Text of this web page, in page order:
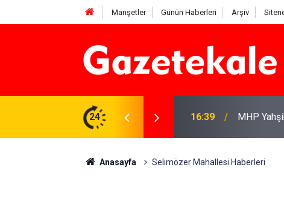
Manşetler Günün Haberleri Arşiv
24
16:39
MHP
13:41
Kırıkkale
Anasayfa Selimözer Mahallesi Haberleri